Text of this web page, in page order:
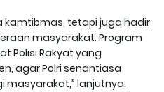
kamtibmas, tetapi juga hadir
masyarakat. Program
Polisi Rakyat yang
agar Polri senantiasa
lanjutnya.